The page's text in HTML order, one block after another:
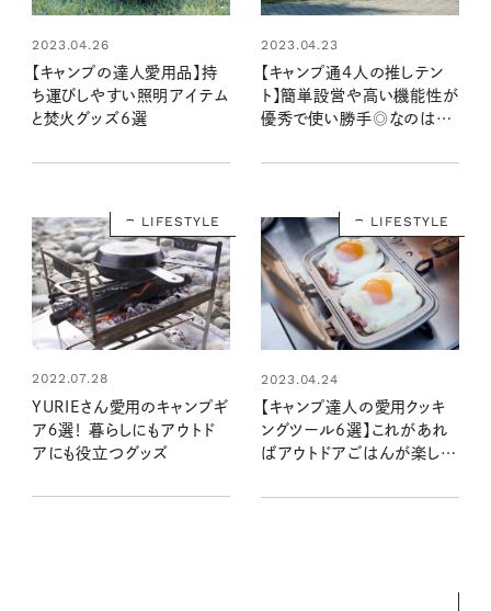
2023.04.26
【キャンプの達人愛用品】持
ち運びしやすい照明アイテム
と焚火グッズ6選
2023.04.23
【キャンプ通4人の推しテン
ト】簡単設営や高い機能性が
優秀で使い勝手◎なのはど
LIFESTYLE
2022.07.28
YURIEさん愛用のキャンプギ
ア６選！ 暮らしにもアウトド
アにも役立つグッズ
LIFESTYLE
2023.04.24
【キャンプ達人の愛用クッキ
ングツール6選】これがあれ
ばアウトドアごはんが楽し